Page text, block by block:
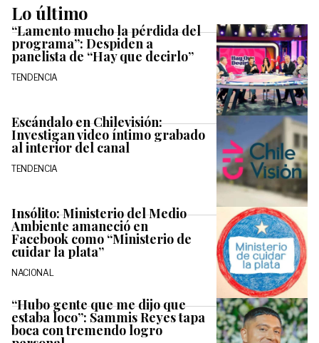
Lo último
“Lamento mucho la pérdida del
programa”: Despiden a
panelista de “Hay que decirlo”
TENDENCIA
Escándalo en Chilevisión:
Investigan video íntimo grabado
al interior del canal
TENDENCIA
Insólito: Ministerio del Medio
Ambiente amaneció en
Facebook como “Ministerio de
cuidar la plata”
NACIONAL
“Hubo gente que me dijo que
estaba loco”: Sammis Reyes tapa
boca con tremendo logro